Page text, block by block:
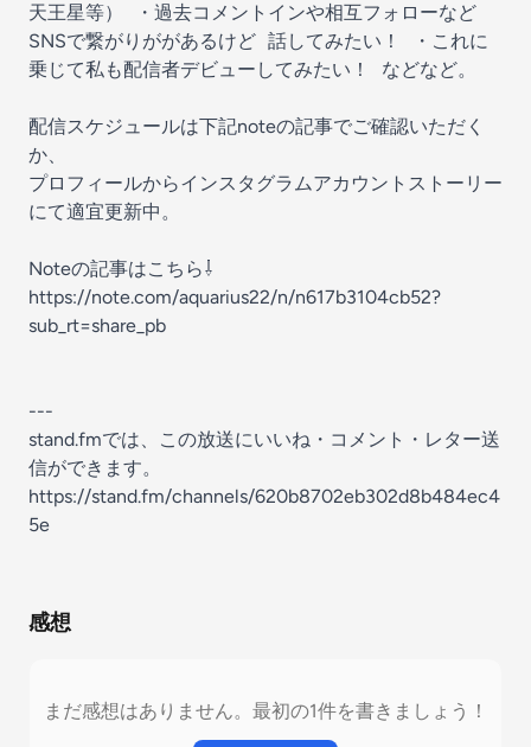
天王星等） ・過去コメントインや相互フォローなど
SNSで繋がりががあるけど 話してみたい！ ・これに
乗じて私も配信者デビューしてみたい！ などなど。
配信スケジュールは下記noteの記事でご確認いただく
か、
プロフィールからインスタグラムアカウントストーリー
にて適宜更新中。
Noteの記事はこちら⇩
https://note.com/aquarius22/n/n617b3104cb52?
sub_rt=share_pb
---
stand.fmでは、この放送にいいね・コメント・レター送
信ができます。
https://stand.fm/channels/620b8702eb302d8b484ec4
5e
感想
まだ感想はありません。最初の1件を書きましょう！